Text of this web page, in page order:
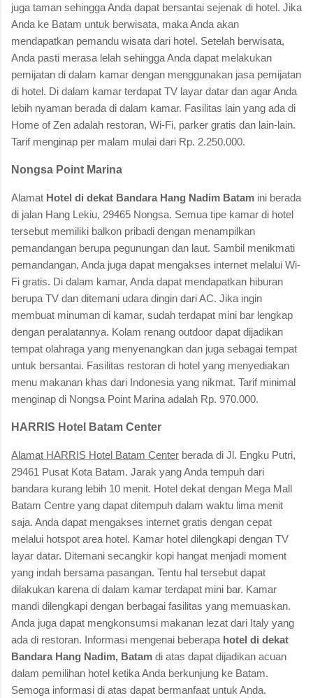
juga taman sehingga Anda dapat bersantai sejenak di hotel. Jika
Anda ke Batam untuk berwisata, maka Anda akan
mendapatkan pemandu wisata dari hotel. Setelah berwisata,
Anda pasti merasa lelah sehingga Anda dapat melakukan
pemijatan di dalam kamar dengan menggunakan jasa pemijatan
di hotel. Di dalam kamar terdapat TV layar datar dan agar Anda
lebih nyaman berada di dalam kamar. Fasilitas lain yang ada di
Home of Zen adalah restoran, Wi-Fi, parker gratis dan lain-lain.
Tarif menginap per malam mulai dari Rp. 2.250.000.
Nongsa Point Marina
Alamat Hotel di dekat Bandara Hang Nadim Batam ini berada
di jalan Hang Lekiu, 29465 Nongsa. Semua tipe kamar di hotel
tersebut memiliki balkon pribadi dengan menampilkan
pemandangan berupa pegunungan dan laut. Sambil menikmati
pemandangan, Anda juga dapat mengakses internet melalui Wi-
Fi gratis. Di dalam kamar, Anda dapat mendapatkan hiburan
berupa TV dan ditemani udara dingin dari AC. Jika ingin
membuat minuman di kamar, sudah terdapat mini bar lengkap
dengan peralatannya. Kolam renang outdoor dapat dijadikan
tempat olahraga yang menyenangkan dan juga sebagai tempat
untuk bersantai. Fasilitas restoran di hotel yang menyediakan
menu makanan khas dari Indonesia yang nikmat. Tarif minimal
menginap di Nongsa Point Marina adalah Rp. 970.000.
HARRIS Hotel Batam Center
Alamat HARRIS Hotel Batam Center berada di Jl. Engku Putri,
29461 Pusat Kota Batam. Jarak yang Anda tempuh dari
bandara kurang lebih 10 menit. Hotel dekat dengan Mega Mall
Batam Centre yang dapat ditempuh dalam waktu lima menit
saja. Anda dapat mengakses internet gratis dengan cepat
melalui hotspot area hotel. Kamar hotel dilengkapi dengan TV
layar datar. Ditemani secangkir kopi hangat menjadi moment
yang indah bersama pasangan. Tentu hal tersebut dapat
dilakukan karena di dalam kamar terdapat mini bar. Kamar
mandi dilengkapi dengan berbagai fasilitas yang memuaskan.
Anda juga dapat mengkonsumsi makanan lezat dari Italy yang
ada di restoran. Informasi mengenai beberapa hotel di dekat
Bandara Hang Nadim, Batam di atas dapat dijadikan acuan
dalam pemilihan hotel ketika Anda berkunjung ke Batam.
Semoga informasi di atas dapat bermanfaat untuk Anda.